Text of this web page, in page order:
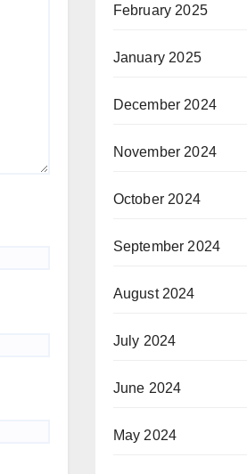
February 2025
January 2025
December 2024
November 2024
October 2024
September 2024
August 2024
July 2024
June 2024
May 2024